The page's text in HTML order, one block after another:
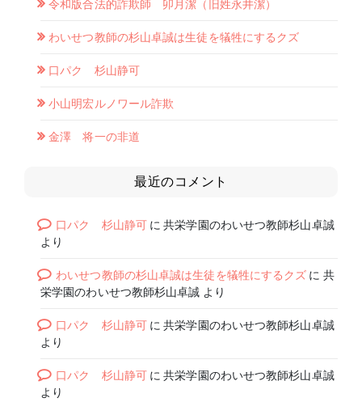
令和版合法的詐欺師 卯月潔（旧姓永井潔）
わいせつ教師の杉山卓誠は生徒を犠牲にするクズ
口パク 杉山静可
小山明宏ルノワール詐欺
金澤 将一の非道
最近のコメント
口パク 杉山静可に共栄学園のわいせつ教師杉山卓誠
より
わいせつ教師の杉山卓誠は生徒を犠牲にするクズ に 共
栄学園のわいせつ教師杉山卓誠 より
口パク 杉山静可に共栄学園のわいせつ教師杉山卓誠
より
口パク 杉山静可に共栄学園のわいせつ教師杉山卓誠
より